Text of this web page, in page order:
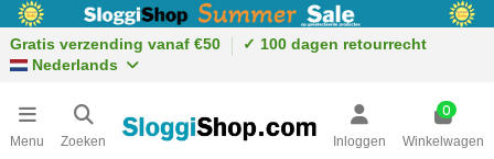
Gratis verzending vanaf €50
✓ 100 dagen retourrecht
Nederlands
Menu Zoeken Inloggen
0
Winkelwagen